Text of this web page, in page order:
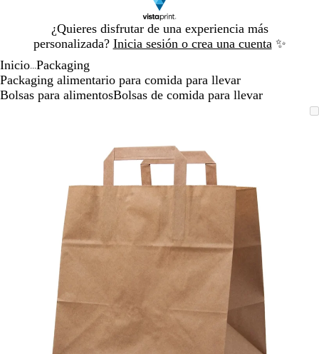
¿Quieres disfrutar de una experiencia más
personalizada? Inicia sesión o crea una cuenta ✨
1
Inicio Packaging
Packaging alimentario para comida para llevar
Bolsas para alimentosBolsas de comida para llevar
expandir
de
más
y
para
ampliar
y
alejar
las